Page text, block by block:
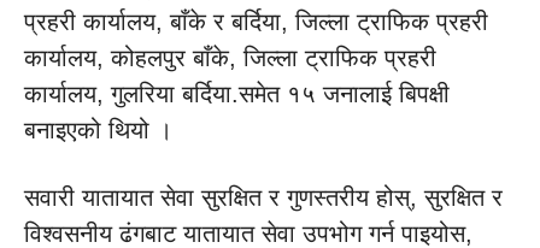
प्रहरी कार्यालय, बाँके र बर्दिया, जिल्ला ट्राफिक प्रहरी
कार्यालय, कोहलपुर बाँके, जिल्ला ट्राफिक प्रहरी
कार्यालय, गुलरिया बर्दिया.समेत १५ जनालाई बिपक्षी
बनाइएको थियो ।
सवारी यातायात सेवा सुरक्षित र गुणस्तरीय होस्, सुरक्षित र
विश्वसनीय ढंगबाट यातायात सेवा उपभोग गर्न पाइयोस,